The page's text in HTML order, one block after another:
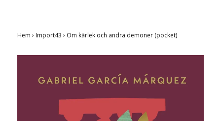
Hem › Import43 › Om kärlek och andra demoner (pocket)